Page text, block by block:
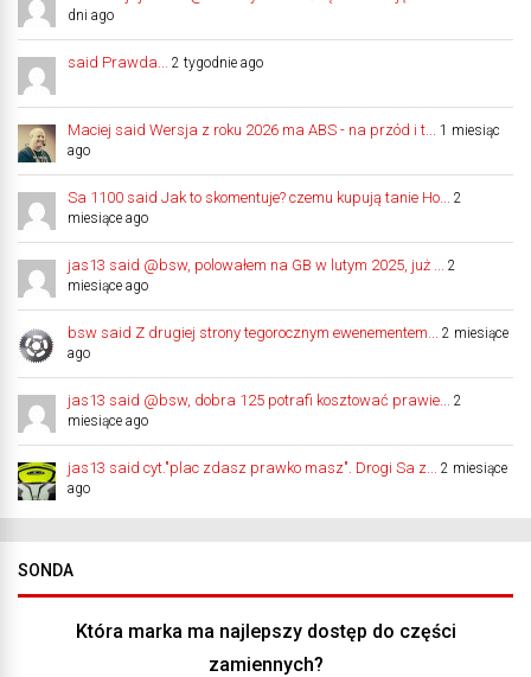
dni ago
said Prawda... 2 tygodnie ago
Maciej said Wersja z roku 2026 ma ABS - na przód i t...
1 miesiąc
ago
Sa 1100 said Jak to skomentuje? czemu kupują tanie Ho...
2
miesiące ago
jas13 said @bsw, polowałem na GB w lutym 2025, już ...
2
miesiące ago
bsw said Z drugiej strony tegorocznym ewenementem...
2 miesiące
ago
jas13 said @bsw, dobra 125 potrafi kosztować prawie...
2
miesiące ago
jas13 said cyt."plac zdasz prawko masz". Drogi Sa z...
2 miesiące
ago
SONDA
Która marka ma najlepszy dostęp do części
zamiennych?